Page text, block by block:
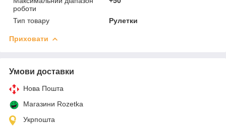
роботи
Тип товару Рулетки
Приховати
Умови доставки
Нова Пошта
Магазини Rozetka
Укрпошта